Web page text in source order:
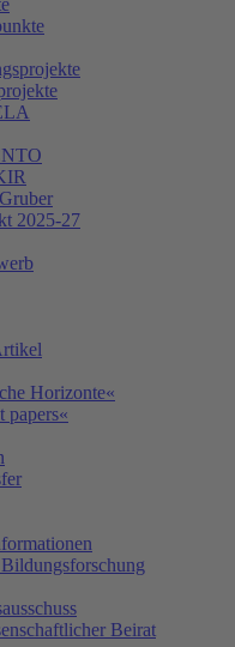
2025-27
Horizonte«
papers«
Beirat